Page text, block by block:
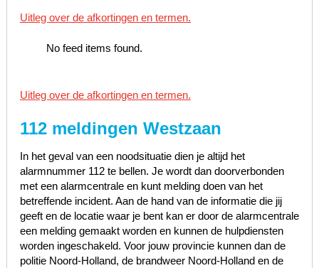
Uitleg over de afkortingen en termen.
No feed items found.
Uitleg over de afkortingen en termen.
112 meldingen Westzaan
In het geval van een noodsituatie dien je altijd het
alarmnummer 112 te bellen. Je wordt dan doorverbonden
met een alarmcentrale en kunt melding doen van het
betreffende incident. Aan de hand van de informatie die jij
geeft en de locatie waar je bent kan er door de alarmcentrale
een melding gemaakt worden en kunnen de hulpdiensten
worden ingeschakeld. Voor jouw provincie kunnen dan de
politie Noord-Holland, de brandweer Noord-Holland en de